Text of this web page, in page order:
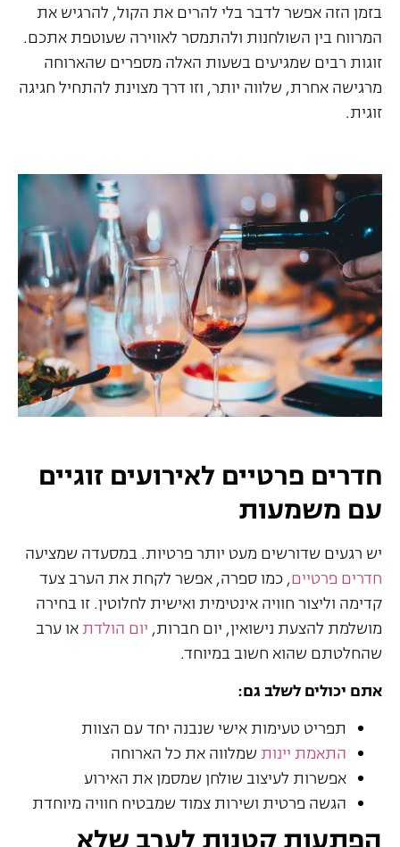
בזמן הזה אפשר לדבר בלי להרים את הקול, להרגיש את
המרווח בין השולחנות ולהתמסר לאווירה שעוטפת אתכם.
זוגות רבים שמגיעים בשעות האלה מספרים שהארוחה
מרגישה אחרת, שלווה יותר, וזו דרך מצוינת להתחיל חגיגה
זוגית.
חדרים פרטיים לאירועים זוגיים
עם משמעות
יש רגעים שדורשים מעט יותר פרטיות. במסעדה שמציעה
חדרים פרטיים, כמו ספרה, אפשר לקחת את הערב צעד
קדימה וליצור חוויה אינטימית ואישית לחלוטין. זו בחירה
מושלמת להצעת נישואין, יום חברות, יום הולדת או ערב
שהחלטתם שהוא חשוב במיוחד.
אתם יכולים לשלב גם:
תפריט טעימות אישי שנבנה יחד עם הצוות
התאמת יינות שמלווה את כל הארוחה
אפשרות לעיצוב שולחן שמסמן את האירוע
הגשה פרטית ושירות צמוד שמבטיח חוויה מיוחדת